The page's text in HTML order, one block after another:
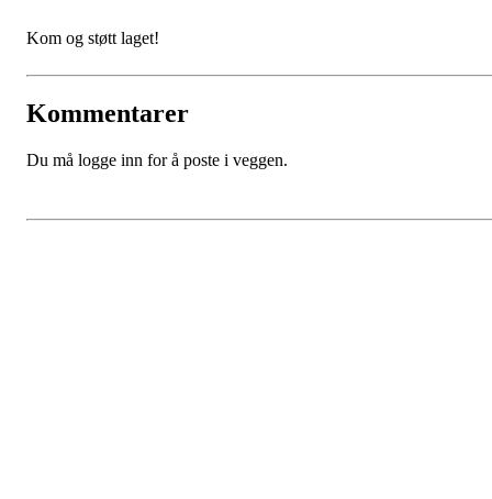
Kom og støtt laget!
Kommentarer
Du må logge inn for å poste i veggen.